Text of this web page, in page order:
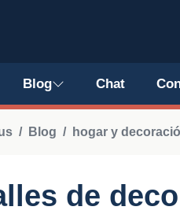
Blog Chat
Blog hogar y
de